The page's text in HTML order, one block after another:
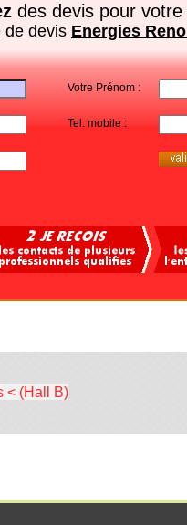
des devis pour votre
de devis Energies
Votre Prénom :
Tel. mobile :
< (Hall B)